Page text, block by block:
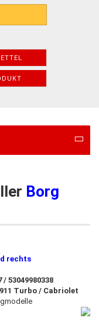
Borg
rechts
53049980338
Turbo / Cabriolet